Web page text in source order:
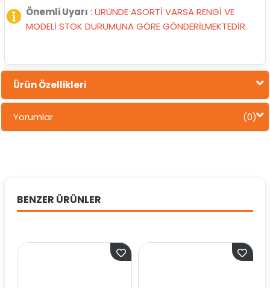
Önemli Uyarı : ÜRÜNDE ASORTİ VARSA RENGİ VE
MODELİ STOK DURUMUNA GÖRE GÖNDERİLMEKTEDİR.
Ürün Özellikleri
Yorumlar (0)
BENZER ÜRÜNLER